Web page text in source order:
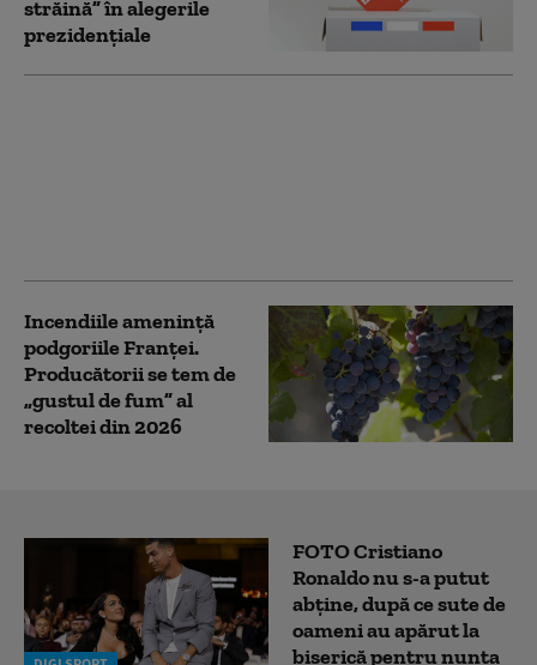
străină” în alegerile
prezidenţiale
Incendiile amenință
podgoriile Franței.
Producătorii se tem de
„gustul de fum” al
recoltei din 2026
FOTO Cristiano
Ronaldo nu s-a putut
abține, după ce sute de
oameni au apărut la
biserică pentru nunta